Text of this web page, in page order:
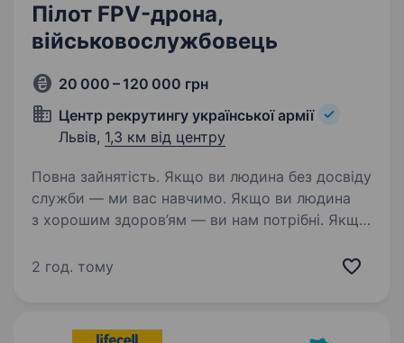
Пілот FPV-дрона,
військовослужбовець
20 000 – 120 000 грн
Центр рекрутингу української армії
Львів, 1,3 км від центру
Повна зайнятість. Якщо ви людина без досвіду
служби — ми вас навчимо. Якщо ви людина
з хорошим здоров’ям — ви нам потрібні. Якщо
Вимоги: придатність до військової служби
2 год. тому